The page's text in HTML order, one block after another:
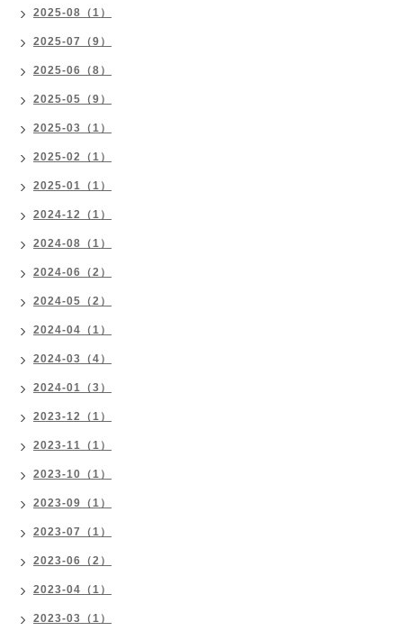
2025-08（1）
2025-07（9）
2025-06（8）
2025-05（9）
2025-03（1）
2025-02（1）
2025-01（1）
2024-12（1）
2024-08（1）
2024-06（2）
2024-05（2）
2024-04（1）
2024-03（4）
2024-01（3）
2023-12（1）
2023-11（1）
2023-10（1）
2023-09（1）
2023-07（1）
2023-06（2）
2023-04（1）
2023-03（1）